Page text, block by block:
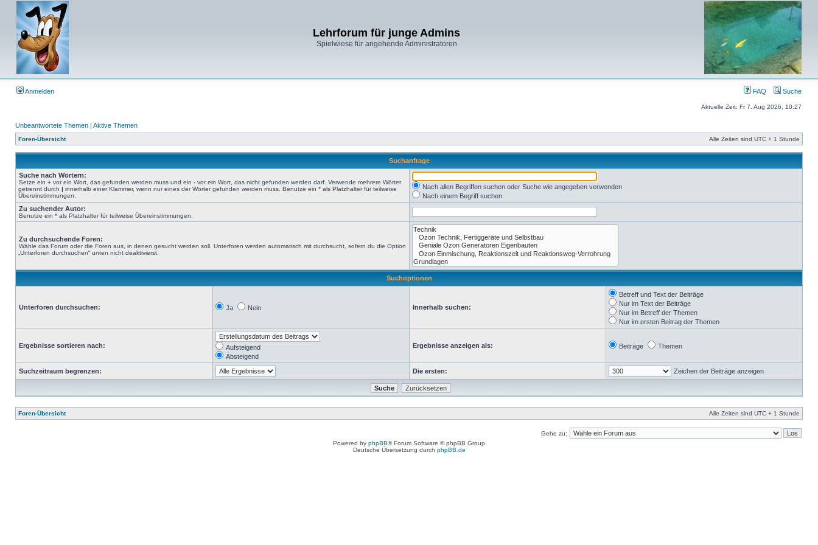
Lehrforum für junge Admins
Spielwiese für angehende Administratoren
Anmelden FAQ Suche
Aktuelle Zeit: Fr 7. Aug 2026, 10:27
Unbeantwortete Themen | Aktive Themen
Foren-Übersicht Alle Zeiten sind UTC + 1 Stunde
Suchanfrage
Suche nach Wörtern:
Setze ein + vor ein Wort, das gefunden werden muss und ein - vor ein Wort, das nicht gefunden werden darf. Verwende mehrere Wörter
getrennt durch | innerhalb einer Klammer, wenn nur eines der Wörter gefunden werden muss. Benutze ein * als Platzhalter für teilweise
Übereinstimmungen.
Nach allen Begriffen suchen oder Suche wie angegeben verwenden
Nach einem Begriff suchen
Zu suchender Autor:
Benutze ein * als Platzhalter für teilweise Übereinstimmungen.
Zu durchsuchende Foren:
Wähle das Forum oder die Foren aus, in denen gesucht werden soll. Unterforen werden automatisch mit durchsucht, sofern du die Option
„Unterforen durchsuchen“ unten nicht deaktivierst.
Suchoptionen
Unterforen durchsuchen: Ja Nein Innerhalb suchen:
Betreff und Text der Beiträge
Nur im Text der Beiträge
Nur im Betreff der Themen
Nur im ersten Beitrag der Themen
Ergebnisse sortieren nach:
Aufsteigend
Absteigend
Ergebnisse anzeigen als: Beiträge Themen
Suchzeitraum begrenzen: Die ersten: Zeichen der Beiträge anzeigen
Foren-Übersicht Alle Zeiten sind UTC + 1 Stunde
Gehe zu:
Powered by phpBB® Forum Software © phpBB Group
Deutsche Übersetzung durch phpBB.de